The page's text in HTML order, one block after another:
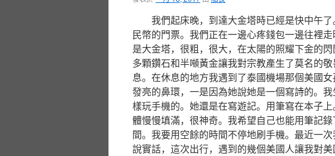
我們起床晚，到達大金塔時已經是快中午
民幣的門票。我們正在一邊心疼錢包一邊往裡
是大金塔，很粗，很大，在太陽的照耀下金的
多顆鑽石和半噸黃金讓我對宗教產生了莫名的
息。在休息的地方我遇到了泰國機場那個美國
發亮的鼻環，一是因為她說她是一個寫詩的。
樣玩手機的。她還是在寫遊記。用筆寫在本子
體慢慢填滿，很神奇。我希望自己也能用筆記
間。我要用空餘的時間不停地刷手機。最近一
說實話，這次出行，遇到的幾個美國人讓我對